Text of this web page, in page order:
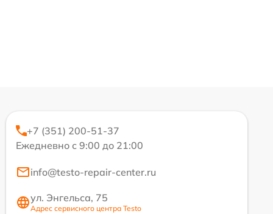
+7 (351) 200-51-37
Ежедневно с 9:00 до 21:00
info@testo-repair-center.ru
ул. Энгельса, 75
Адрес сервисного центра Testo